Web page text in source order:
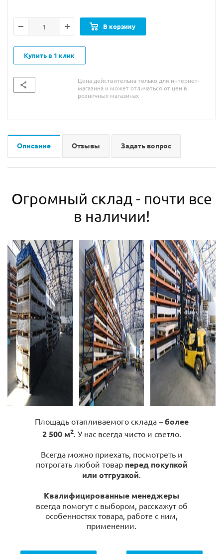
В корзину
Купить в 1 клик
Цена действительна только для интернет-
магазина и может отличаться от цен в
розничных магазинах
Описание Отзывы Задать вопрос
Огромный склад - почти все
в наличии!
Площадь отапливаемого склада – более
2 500 м2. У нас всегда чисто и светло.
Всегда можно приехать, посмотреть и
потрогать любой товар перед покупкой
или отгрузкой.
Квалифицированные менеджеры
всегда помогут с выбором, расскажут об
особенностях товара, работе с ним,
применении.